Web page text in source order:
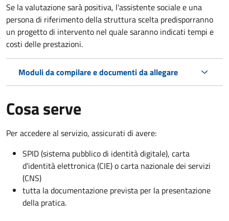
Se la valutazione sarà positiva, l'assistente sociale e una
persona di riferimento della struttura scelta predisporranno
un progetto di intervento nel quale saranno indicati tempi e
costi delle prestazioni.
Moduli da compilare e documenti da allegare
Cosa serve
Per accedere al servizio, assicurati di avere:
SPID (sistema pubblico di identità digitale), carta
d’identità elettronica (CIE) o carta nazionale dei servizi
(CNS)
tutta la documentazione prevista per la presentazione
della pratica.